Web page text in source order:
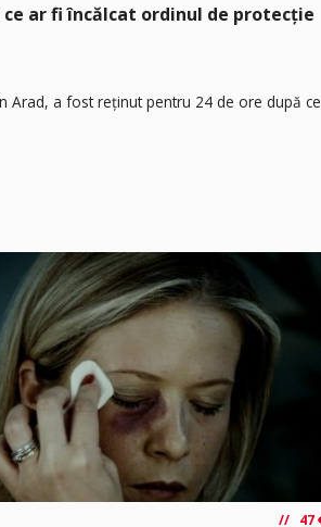
ar fi încălcat ordinul de protecție
Arad, a fost reținut pentru 24 de ore după ce
47